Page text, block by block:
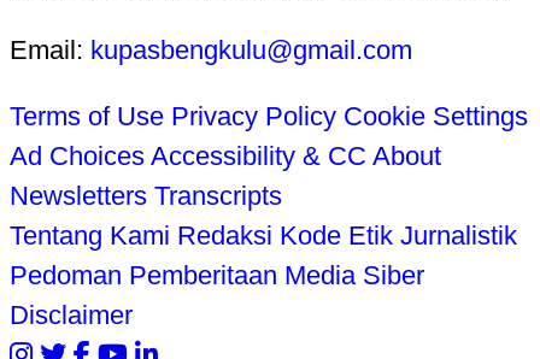
Email: kupasbengkulu@gmail.com
Terms of Use Privacy Policy Cookie Settings
Ad Choices Accessibility & CC About
Newsletters Transcripts
Tentang Kami Redaksi Kode Etik Jurnalistik
Pedoman Pemberitaan Media Siber
Disclaimer